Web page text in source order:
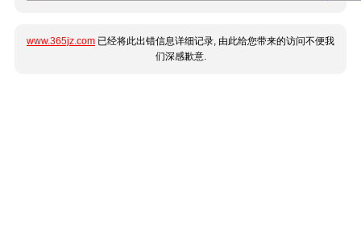
www.365jz.com 已经将此出错信息详细记录, 由此给您带来的访问不便我
们深感歉意.